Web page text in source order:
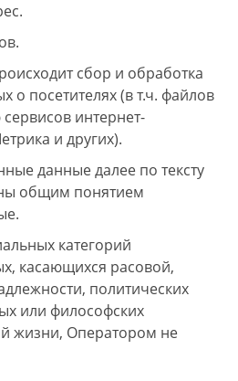
сбор и обработка
о посетителях (в т.ч. файлов
интернет-
и других).
данные далее по тексту
общим понятием
категорий
касающихся расовой,
политических
или философских
жизни, Оператором не